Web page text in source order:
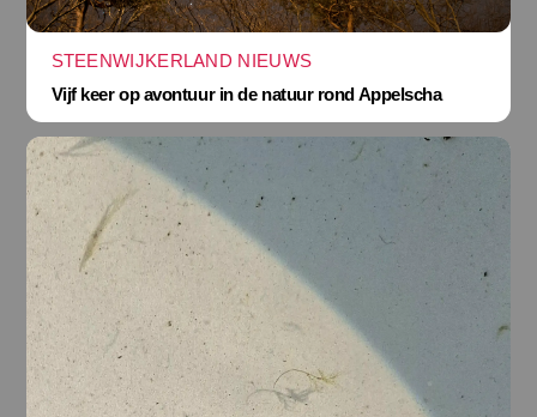
STEENWIJKERLAND NIEUWS
Vijf keer op avontuur in de natuur rond Appelscha